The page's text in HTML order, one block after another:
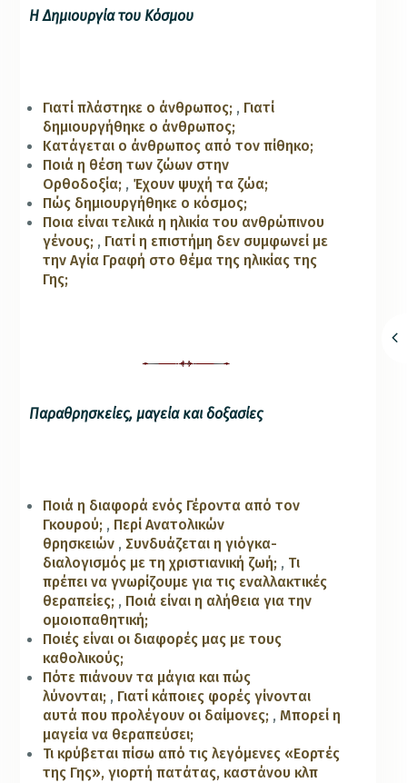
Η Δημιουργία του Κόσμου
Γιατί πλάστηκε ο άνθρωπος; , Γιατί
δημιουργήθηκε ο άνθρωπος;
Κατάγεται ο άνθρωπος από τον πίθηκο;
Ποιά η θέση των ζώων στην
Ορθοδοξία; , Έχουν ψυχή τα ζώα;
Πώς δημιουργήθηκε ο κόσμος;
Ποια είναι τελικά η ηλικία του ανθρώπινου
γένους; , Γιατί η επιστήμη δεν συμφωνεί με
την Αγία Γραφή στο θέμα της ηλικίας της
Γης;
Παραθρησκείες, μαγεία και δοξασίες
Ποιά η διαφορά ενός Γέροντα από τον
Γκουρού; , Περί Ανατολικών
θρησκειών , Συνδυάζεται η γιόγκα-
διαλογισμός με τη χριστιανική ζωή; , Tι
πρέπει να γνωρίζουμε για τις εναλλακτικές
θεραπείες; , Ποιά είναι η αλήθεια για την
ομοιοπαθητική;
Ποιές είναι οι διαφορές μας με τους
καθολικούς;
Πότε πιάνουν τα μάγια και πώς
λύνονται; , Γιατί κάποιες φορές γίνονται
αυτά που προλέγουν οι δαίμονες; ,Μπορεί η
μαγεία να θεραπεύσει;
Τι κρύβεται πίσω από τις λεγόμενες «Εορτές
της Γης», γιορτή πατάτας, καστάνου κλπ